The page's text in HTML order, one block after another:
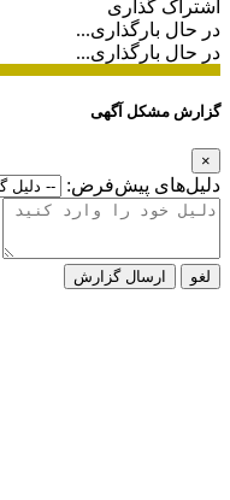
اشتراک گذاری
در حال بارگذاری...
در حال بارگذاری...
گزارش مشکل آگهی
×
دلیل‌های پیش‌فرض:
لغو ارسال گزارش